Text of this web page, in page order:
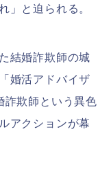
」と迫られる。
結婚詐欺師の城
婚活アドバイザ
詐欺師という異色
アクションが幕